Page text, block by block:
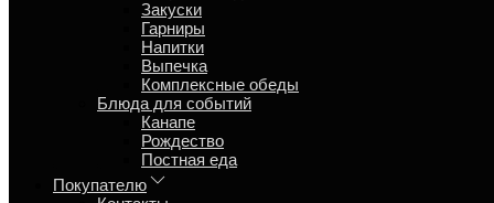
Закуски
Гарниры
Напитки
Выпечка
Комплексные обеды
Блюда для событий
Канапе
Рождество
Постная еда
Покупателю
21 февраля 2024
Почему академик Бехтерев советовал людям чаще думать о
Бросать не стоит в будущее взгляд,
Мгновенью счастья будь сегодня рад.
Ведь завтра, друг, и мы сочтёмся смертью